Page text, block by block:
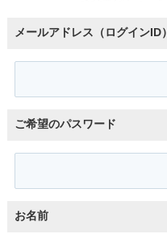
メールアドレス（ログインID）
ご希望のパスワード
お名前